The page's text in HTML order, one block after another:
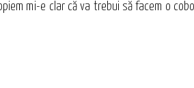
mi-e clar că va trebui să facem o